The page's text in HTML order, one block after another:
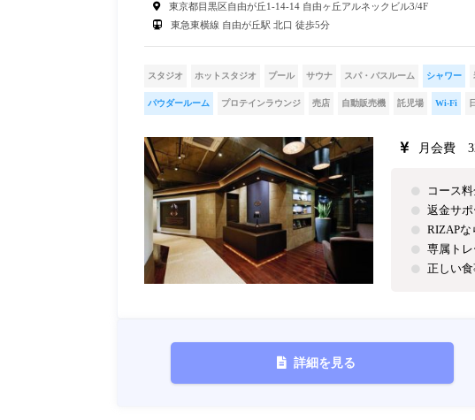
東京都目黒区自由が丘1-14-14 自由ヶ丘アルネックビル3/4F
東急東横線 自由が丘駅 北口 徒歩5分
スタジオ ホットスタジオ プール サウナ スパ・バスルーム シャワー
パウダールーム プロテインラウンジ 売店 自動販売機 託児場 Wi-Fi
月会費
コース
返金サポ
RIZAPな
専属ト
正しい
詳細を見る